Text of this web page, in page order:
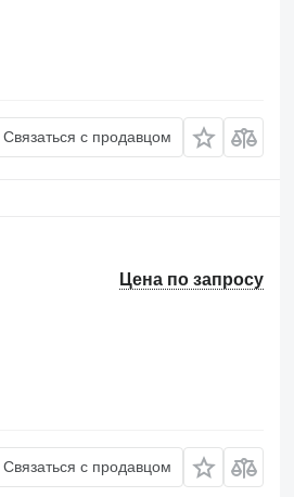
Связаться с продавцом
Цена по запросу
Связаться с продавцом